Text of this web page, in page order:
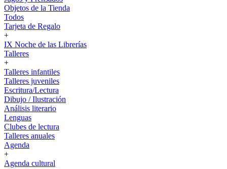
Objetos de la Tienda
Todos
Tarjeta de Regalo
+
IX Noche de las Librerías
Talleres
+
Talleres infantiles
Talleres juveniles
Escritura/Lectura
Dibujo / Ilustración
Análisis literario
Lenguas
Clubes de lectura
Talleres anuales
Agenda
+
Agenda cultural